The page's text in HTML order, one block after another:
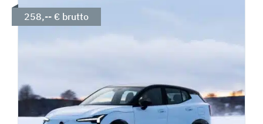
258,-- € brutto